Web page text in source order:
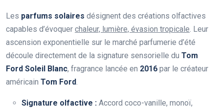
Les parfums solaires désignent des créations olfactives
capables d’évoquer chaleur, lumière, évasion tropicale . Leur
ascension exponentielle sur le marché parfumerie d’été
découle directement de la signature sensorielle du Tom
Ford Soleil Blanc, fragrance lancée en 2016 par le créateur
américain Tom Ford
Signature olfactive : Accord coco-vanille, monoï,